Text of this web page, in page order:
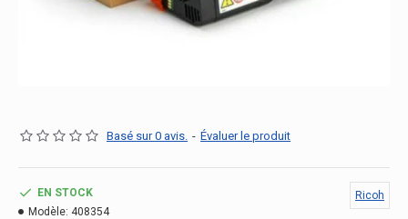
Basé sur 0 avis. - Évaluer le produit
EN STOCK
Modèle: 408354
Ricoh